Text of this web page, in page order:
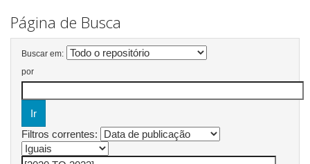
Página de Busca
Buscar em:
por
Filtros correntes: